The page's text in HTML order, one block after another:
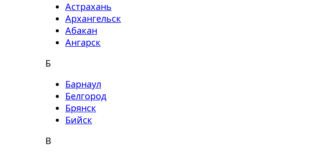
Астрахань
Архангельск
Абакан
Ангарск
Б
Барнаул
Белгород
Брянск
Бийск
В